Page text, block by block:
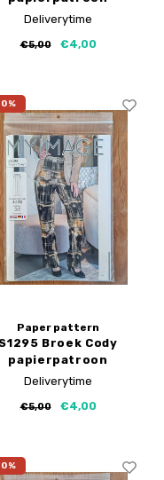
Deliverytime
€5,00 €4,00
Paper pattern
Broek Cody
papierpatroon
Deliverytime
€5,00 €4,00